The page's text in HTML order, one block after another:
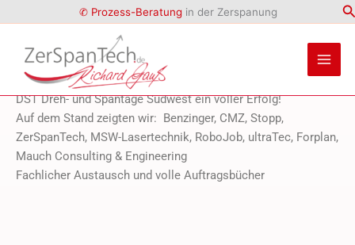
Inhalt
springen
✆ Prozess-Beratung in der Zerspanung
DST-Bildergalerie
DST Dreh- und Spantage Südwest ein voller Erfolg!
Auf dem Stand zeigten wir: Benzinger, CMZ, Stopp,
ZerSpanTech, MSW-Lasertechnik, RoboJob, ultraTec, Forplan,
Mauch Consulting & Engineering
Fachlicher Austausch und volle Auftragsbücher